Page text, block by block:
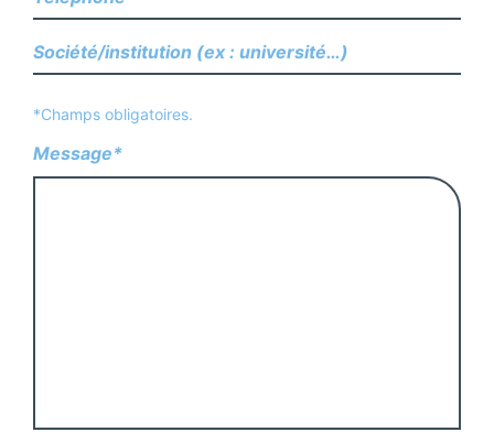
*Champs obligatoires.
Message*